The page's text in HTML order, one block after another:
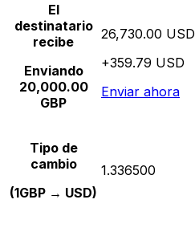
El
destinatario
recibe
Enviando
20,000.00
GBP
26,730.00 USD
+359.79 USD
Enviar ahora
Tipo de
cambio
(1GBP → USD)
1.336500